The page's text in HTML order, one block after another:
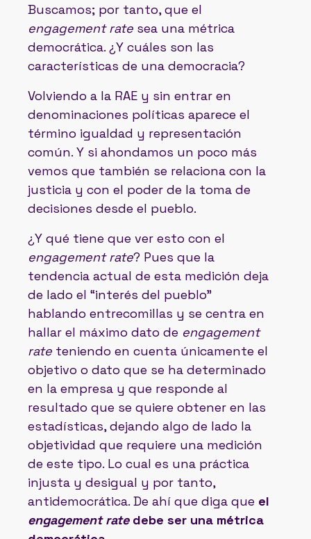
Buscamos; por tanto, que el
engagement rate sea una métrica
democrática. ¿Y cuáles son las
características de una democracia?
Volviendo a la RAE y sin entrar en
denominaciones políticas aparece el
término igualdad y representación
común. Y si ahondamos un poco más
vemos que también se relaciona con la
justicia y con el poder de la toma de
decisiones desde el pueblo.
¿Y qué tiene que ver esto con el
engagement rate? Pues que la
tendencia actual de esta medición deja
de lado el “interés del pueblo”
hablando entrecomillas y se centra en
hallar el máximo dato de engagement
rate teniendo en cuenta únicamente el
objetivo o dato que se ha determinado
en la empresa y que responde al
resultado que se quiere obtener en las
estadísticas, dejando algo de lado la
objetividad que requiere una medición
de este tipo. Lo cual es una práctica
injusta y desigual y por tanto,
antidemocrática. De ahí que diga que el
engagement ratedebe ser una métrica